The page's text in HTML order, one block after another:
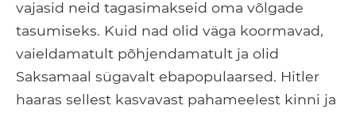
vajasid neid tagasimakseid oma võlgade
tasumiseks. Kuid nad olid väga koormavad,
vaieldamatult põhjendamatult ja olid
Saksamaal sügavalt ebapopulaarsed. Hitler
haaras sellest kasvavast pahameelest kinni ja